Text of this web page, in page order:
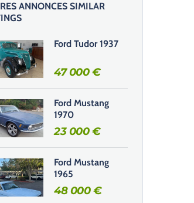
ANNONCES SIMILAR
Ford Tudor 1937
47 000€
Ford Mustang
1970
23 000€
Ford Mustang
1965
48 000€